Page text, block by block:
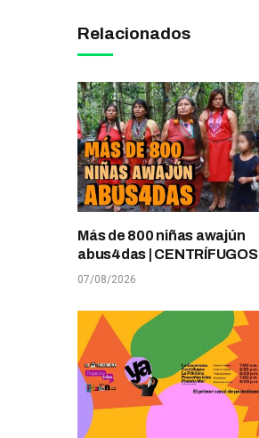
Relacionados
Más de 800 niñas awajún
abus4das | CENTRÍFUGOS
07/08/2026